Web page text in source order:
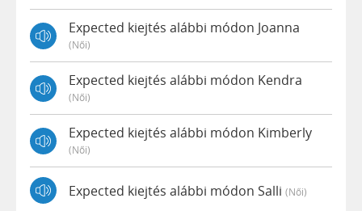
Expected kiejtés alábbi módon Joanna
(női)
Expected kiejtés alábbi módon Kendra
(női)
Expected kiejtés alábbi módon Kimberly
(női)
Expected kiejtés alábbi módon Salli (női)